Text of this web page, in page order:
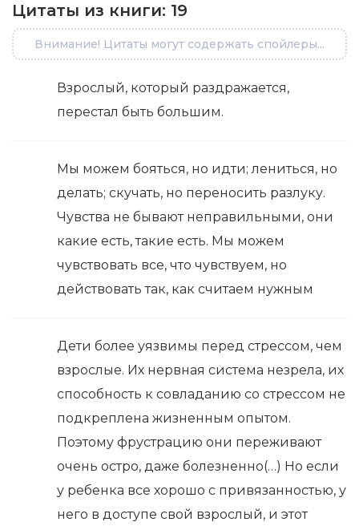
Цитаты из книги: 19
Внимание! Цитаты могут содержать спойлеры...
Взрослый, который раздражается,
перестал быть большим.
Мы можем бояться, но идти; лениться, но
делать; скучать, но переносить разлуку.
Чувства не бывают неправильными, они
какие есть, такие есть. Мы можем
чувствовать все, что чувствуем, но
действовать так, как считаем нужным
Дети более уязвимы перед стрессом, чем
взрослые. Их нервная система незрела, их
способность к совладанию со стрессом не
подкреплена жизненным опытом.
Поэтому фрустрацию они переживают
очень остро, даже болезненно(…) Но если
у ребенка все хорошо с привязанностью, у
него в доступе свой взрослый, и этот